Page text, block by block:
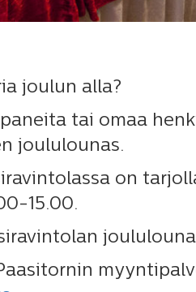
joulun alla?
tai omaa
joululounas.
on
15.00.